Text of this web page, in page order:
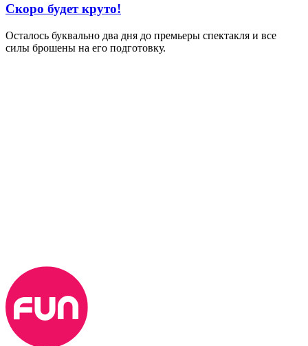
Скоро будет круто!
Осталось буквально два дня до премьеры спектакля и все
силы брошены на его подготовку.